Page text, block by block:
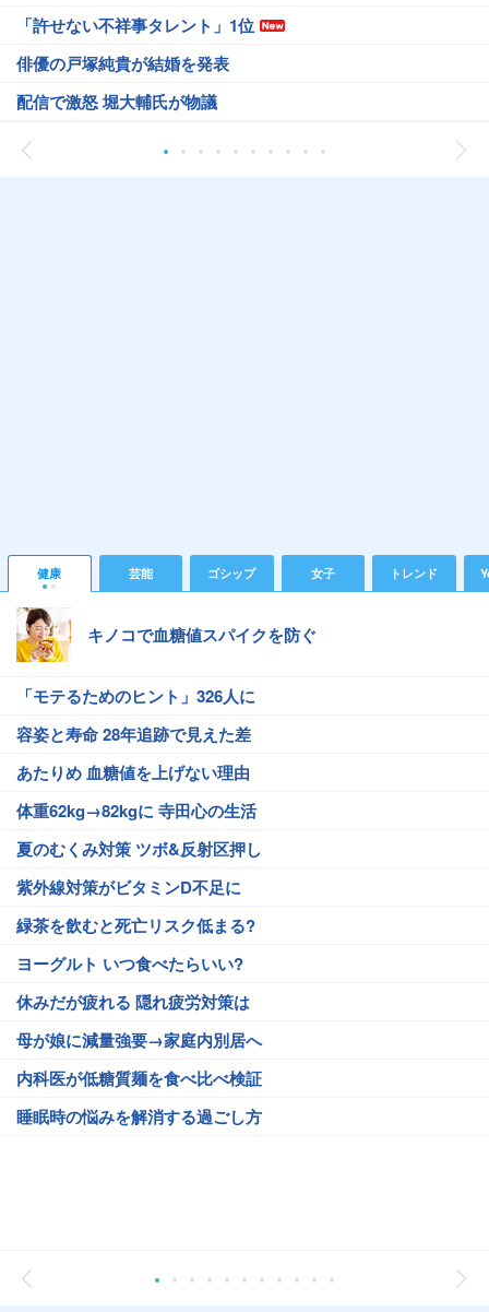
「許せない不祥事タレント」1位
俳優の戸塚純貴が結婚を発表
配信で激怒 堀大輔氏が物議
健康 芸能 ゴシップ 女子 トレンド
キノコで血糖値スパイクを防ぐ
「モテるためのヒント」326人に
容姿と寿命 28年追跡で見えた差
あたりめ 血糖値を上げない理由
体重62kg→82kgに 寺田心の生活
夏のむくみ対策 ツボ&反射区押し
紫外線対策がビタミンD不足に
緑茶を飲むと死亡リスク低まる?
ヨーグルト いつ食べたらいい?
休みだが疲れる 隠れ疲労対策は
母が娘に減量強要→家庭内別居へ
内科医が低糖質麺を食べ比べ検証
睡眠時の悩みを解消する過ごし方